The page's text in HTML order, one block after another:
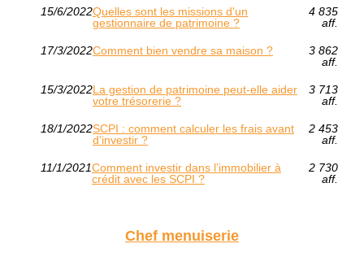
15/6/2022Quelles sont les missions d'un
gestionnaire de patrimoine ?
4 835
aff.
17/3/2022Comment bien vendre sa maison ?
3 862
aff.
15/3/2022La gestion de patrimoine peut-elle aider
votre trésorerie ?
3 713
aff.
18/1/2022SCPI : comment calculer les frais avant
d'investir ?
2 453
aff.
11/1/2021Comment investir dans l’immobilier à
crédit avec les SCPI ?
2 730
aff.
Chef menuiserie